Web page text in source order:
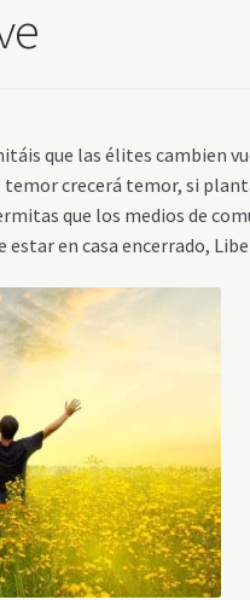
que las élites cambien
crecerá temor, si
que los medios de
en casa encerrado,